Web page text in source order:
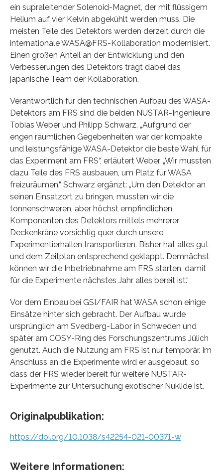
ein supraleitender Solenoid-Magnet, der mit flüssigem
Helium auf vier Kelvin abgekühlt werden muss. Die
meisten Teile des Detektors werden derzeit durch die
internationale WASA@FRS-Kollaboration modernisiert.
Einen großen Anteil an der Entwicklung und den
Verbesserungen des Detektors trägt dabei das
japanische Team der Kollaboration.
Verantwortlich für den technischen Aufbau des WASA-
Detektors am FRS sind die beiden NUSTAR-Ingenieure
Tobias Weber und Philipp Schwarz. „Aufgrund der
engen räumlichen Gegebenheiten war der kompakte
und leistungsfähige WASA-Detektor die beste Wahl für
das Experiment am FRS“, erläutert Weber. „Wir mussten
dazu Teile des FRS ausbauen, um Platz für WASA
freizuräumen.“ Schwarz ergänzt: „Um den Detektor an
seinen Einsatzort zu bringen, mussten wir die
tonnenschweren, aber höchst empfindlichen
Komponenten des Detektors mittels mehrerer
Deckenkräne vorsichtig quer durch unsere
Experimentierhallen transportieren. Bisher hat alles gut
und dem Zeitplan entsprechend geklappt. Demnächst
können wir die Inbetriebnahme am FRS starten, damit
für die Experimente nächstes Jahr alles bereit ist.“
Vor dem Einbau bei GSI/FAIR hat WASA schon einige
Einsätze hinter sich gebracht. Der Aufbau wurde
ursprünglich am Svedberg-Labor in Schweden und
später am COSY-Ring des Forschungszentrums Jülich
genutzt. Auch die Nutzung am FRS ist nur temporär. Im
Anschluss an die Experimente wird er ausgebaut, so
dass der FRS wieder bereit für weitere NUSTAR-
Experimente zur Untersuchung exotischer Nuklide ist.
Originalpublikation:
https://doi.org/10.1038/s42254-021-00371-w
Weitere Informationen: